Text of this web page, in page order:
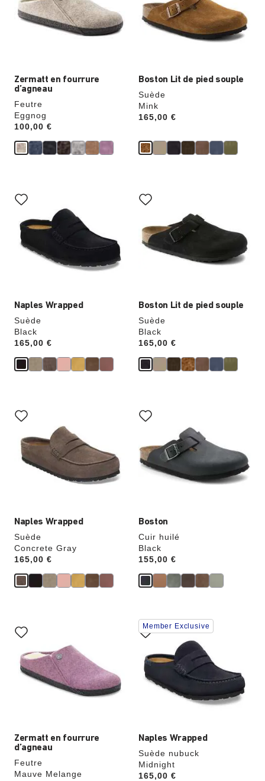
Zermatt en fourrure
d’agneau
Feutre
Eggnog
Price:
100,00 €
de
couleurs
modifiera
Boston Lit de pied souple
Suède
Mink
Price:
165,00 €
de
couleurs
modifiera
l’image
Naples Wrapped
Suède
Black
Price:
165,00 €
sur
les
échantillons
de
couleurs
modifiera
Boston Lit de pied souple
Suède
Black
Price:
165,00 €
sur
les
échantillons
de
couleurs
modifiera
Naples Wrapped
Suède
Concrete Gray
Price:
165,00 €
sur
les
échantillons
couleurs
modifiera
Boston
Cuir huilé
Black
Price:
155,00 €
sur
les
échantillons
de
couleurs
modifiera
l’image
Zermatt en fourrure
d’agneau
Feutre
Mauve Melange
sur
les
échantillons
couleurs
modifiera
Naples Wrapped
Suède nubuck
Midnight
Price:
165,00 €
Cliquer
sur
les
échantillons
couleurs
modifiera
Member Exclusive